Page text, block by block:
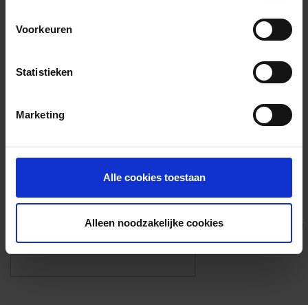
Voorkeuren
Statistieken
Marketing
Alle cookies toestaan
Alleen noodzakelijke cookies
Foto’s ({{photos.length}})
Eigen foto’s